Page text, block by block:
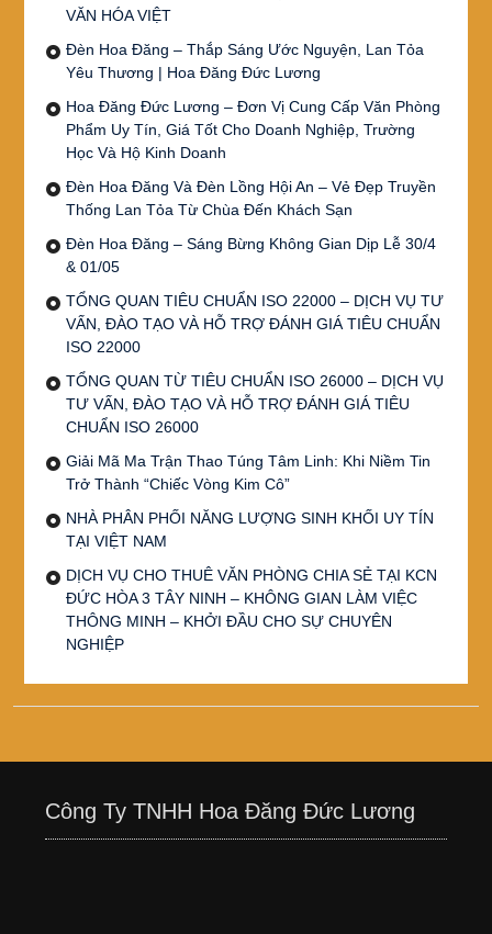
VĂN HÓA VIỆT
Đèn Hoa Đăng – Thắp Sáng Ước Nguyện, Lan Tỏa
Yêu Thương | Hoa Đăng Đức Lương
Hoa Đăng Đức Lương – Đơn Vị Cung Cấp Văn Phòng
Phẩm Uy Tín, Giá Tốt Cho Doanh Nghiệp, Trường
Học Và Hộ Kinh Doanh
Đèn Hoa Đăng Và Đèn Lồng Hội An – Vẻ Đẹp Truyền
Thống Lan Tỏa Từ Chùa Đến Khách Sạn
Đèn Hoa Đăng – Sáng Bừng Không Gian Dịp Lễ 30/4
& 01/05
TỔNG QUAN TIÊU CHUẨN ISO 22000 – DỊCH VỤ TƯ
VẤN, ĐÀO TẠO VÀ HỖ TRỢ ĐÁNH GIÁ TIÊU CHUẨN
ISO 22000
TỔNG QUAN TỪ TIÊU CHUẨN ISO 26000 – DỊCH VỤ
TƯ VẤN, ĐÀO TẠO VÀ HỖ TRỢ ĐÁNH GIÁ TIÊU
CHUẨN ISO 26000
Giải Mã Ma Trận Thao Túng Tâm Linh: Khi Niềm Tin
Trở Thành “Chiếc Vòng Kim Cô”
NHÀ PHÂN PHỐI NĂNG LƯỢNG SINH KHỐI UY TÍN
TẠI VIỆT NAM
DỊCH VỤ CHO THUÊ VĂN PHÒNG CHIA SẺ TẠI KCN
ĐỨC HÒA 3 TÂY NINH – KHÔNG GIAN LÀM VIỆC
THÔNG MINH – KHỞI ĐẦU CHO SỰ CHUYÊN
NGHIỆP
Công Ty TNHH Hoa Đăng Đức Lương